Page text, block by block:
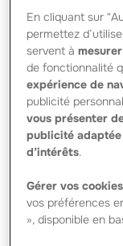
resserrer les
et également de
Groupama s’est
capital déjà émis
» Nous
excellente
services
produits
pays d’Europe
Fédération de
président
passer OTP
hongrois
composite de
forte croissance à
En cliquant sur
permettez
servent à
de fonctionnalité
expérience de
publicité
vous présenter
publicité
d’intérêts.
Gérer vos cookies
vos préférences
», disponible en